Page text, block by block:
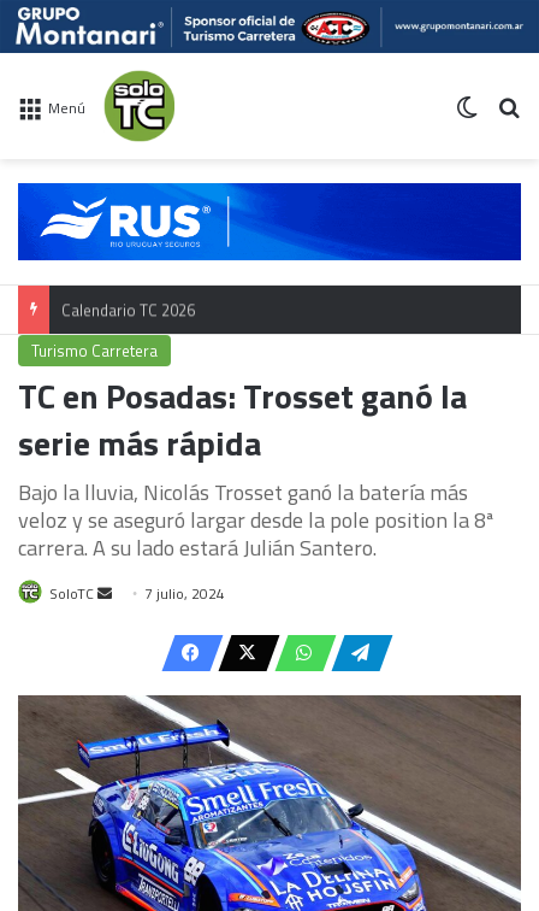
Menú
Calendario TC 2026
Turismo Carretera
TC en Posadas: Trosset ganó la
serie más rápida
Bajo la lluvia, Nicolás Trosset ganó la batería más
veloz y se aseguró largar desde la pole position la 8ª
carrera. A su lado estará Julián Santero.
SoloTC
Send 7 julio, 2024